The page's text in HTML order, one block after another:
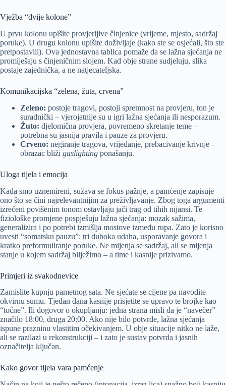
Vježba “dvije kolone”
U prvu kolonu upišite provjerljive činjenice (vrijeme, mjesto, sadržaj
poruke). U drugu kolonu upišite doživljaje (kako ste se osjećali, što ste
pretpostavili). Ova jednostavna tablica pomaže da se lažna sjećanja ne
promiješaju s činjeničnim slojem. Kad obje strane sudjeluju, slika
postaje zajednička, a ne natjecateljska.
Komunikacijska “zelena, žuta, crvena”
Zeleno: postoje tragovi, postoji spremnost na provjeru, ton je
suradnički – vjerojatnije su u igri lažna sjećanja ili nesporazum.
Žuto: djelomična provjera, povremeno skretanje teme –
potrebna su jasnija pravila i pauze za provjeru.
Crveno: negiranje tragova, vrijeđanje, prebacivanje krivnje –
obrazac bliži gaslighting ponašanju.
Uloga tijela i emocija
Kada smo uznemireni, sužava se fokus pažnje, a pamćenje zapisuje
ono što se čini najrelevantnijim za preživljavanje. Zbog toga argumenti
izrečeni povišenim tonom ostavljaju jači trag od tihih nijansi. Te
fiziološke promjene pospješuju lažna sjećanja: mozak sažima,
generalizira i po potrebi izmišlja mostove između rupa. Zato je korisno
uvesti “somatsku pauzu”: tri duboka udaha, usporavanje govora i
kratko preformuliranje poruke. Ne mijenja se sadržaj, ali se mijenja
stanje u kojem sadržaj bilježimo – a time i kasnije prizivamo.
Primjeri iz svakodnevice
Zamislite kupnju pametnog sata. Ne sjećate se cijene pa navodite
okvirnu sumu. Tjedan dana kasnije prisjetite se upravo te brojke kao
“točne”. Ili dogovor o okupljanju: jedna strana misli da je “navečer”
značilo 18:00, druga 20:00. Ako nije bilo potvrde, lažna sjećanja
ispune prazninu vlastitim očekivanjem. U obje situacije nitko ne laže,
ali se razilazi u rekonstrukciji – i zato je sustav potvrda i jasnih
označitelja ključan.
Kako govor tijela vara pamćenje